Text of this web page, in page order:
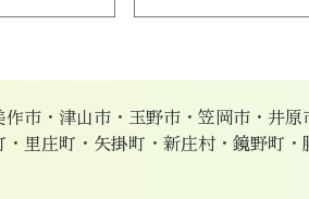
市・津山市・玉野市・笠岡市・井
里庄町・矢掛町・新庄村・鏡野町